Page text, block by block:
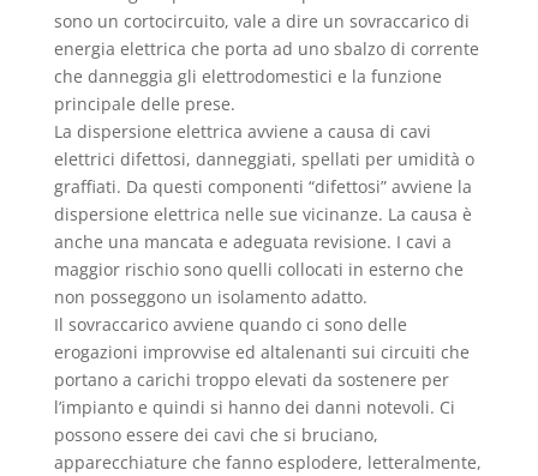
sono un cortocircuito, vale a dire un sovraccarico di
energia elettrica che porta ad uno sbalzo di corrente
che danneggia gli elettrodomestici e la funzione
principale delle prese.
La dispersione elettrica avviene a causa di cavi
elettrici difettosi, danneggiati, spellati per umidità o
graffiati. Da questi componenti “difettosi” avviene la
dispersione elettrica nelle sue vicinanze. La causa è
anche una mancata e adeguata revisione. I cavi a
maggior rischio sono quelli collocati in esterno che
non posseggono un isolamento adatto.
Il sovraccarico avviene quando ci sono delle
erogazioni improvvise ed altalenanti sui circuiti che
portano a carichi troppo elevati da sostenere per
l’impianto e quindi si hanno dei danni notevoli. Ci
possono essere dei cavi che si bruciano,
apparecchiature che fanno esplodere, letteralmente,